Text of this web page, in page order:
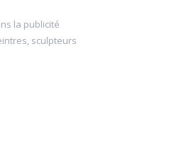
la publicité
sculpteurs